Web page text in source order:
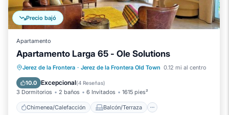
Precio bajó
Apartamento
Apartamento Larga 65 - Ole Solutions
Jerez de la Frontera · Jerez de la Frontera Old Town 0.12 mi al centro
10.0 Excepcional(4 Reseñas)
3 Dormitorios 2 baños 6 Invitados 1615 pies²
Chimenea/Calefacción Balcón/Terraza
Chimenea/Calefacción
Balcón/Terraza
Cocina
Aire acondicionado